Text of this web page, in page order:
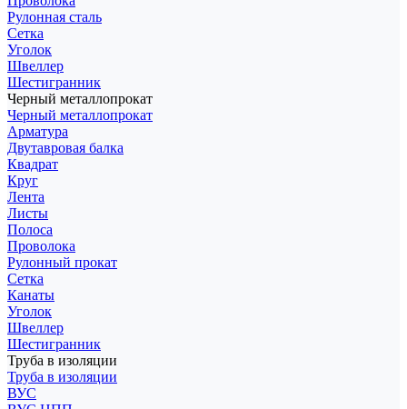
Рулонная сталь
Сетка
Уголок
Швеллер
Шестигранник
Черный металлопрокат
Черный металлопрокат
Арматура
Двутавровая балка
Квадрат
Круг
Лента
Листы
Полоса
Проволока
Рулонный прокат
Сетка
Канаты
Уголок
Швеллер
Шестигранник
Труба в изоляции
Труба в изоляции
ВУС